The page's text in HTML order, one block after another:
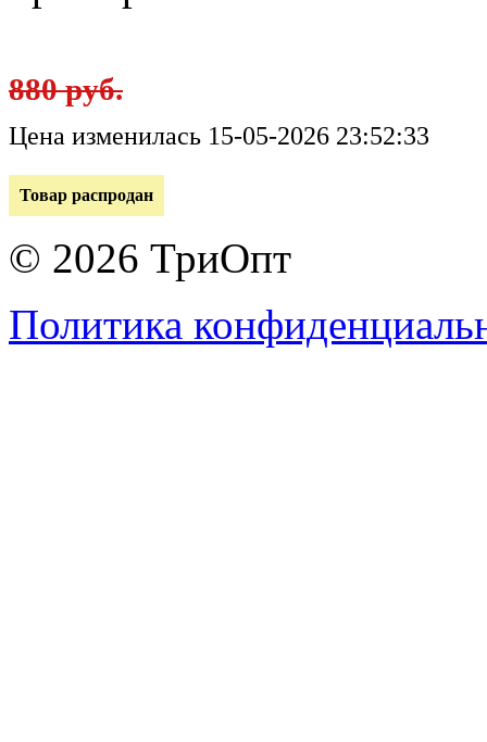
880 руб.
Цена изменилась 15-05-2026 23:52:33
Товар распродан
© 2026 ТриОпт
Политика